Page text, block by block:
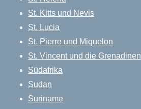
St. Kitts und Nevis
St. Lucia
St. Pierre und Miquelon
St. Vincent und die Grenadinen
Südafrika
Sudan
Suriname